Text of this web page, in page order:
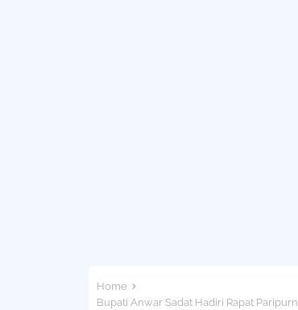
Home
Bupati Anwar Sadat Hadiri Rapat